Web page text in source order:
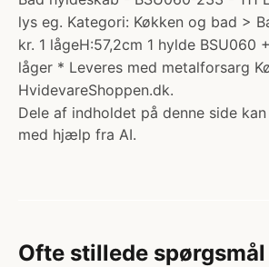
lys eg. Kategori: Køkken og bad >
kr. 1 lågeH:57,2cm 1 hylde BSU060
låger * Leveres med metalforsarg
HvidevareShoppen.dk.
Dele af indholdet på denne side
med hjælp fra AI.
Ofte stillede spørgsmål